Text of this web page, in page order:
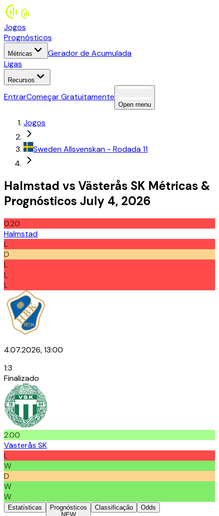
Jogos
Prognósticos
Métricas
Gerador de Acumulada
Ligas
Recursos
EntrarComeçar Gratuitamente
Open menu
Jogos
SwedenAllsvenskan - Rodada 11
Halmstad vsVästerås SK Métricas &
Prognósticos July 4, 2026
0.20
Halmstad
L
D
L
L
L
4.07.2026, 13:00
1:3
Finalizado
2.00
Västerås SK
L
W
D
W
W
Estatísticas
Prognósticos
Classificação Odds